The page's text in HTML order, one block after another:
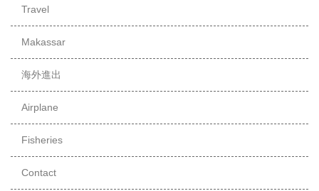
Travel
Makassar
海外進出
Airplane
Fisheries
Contact